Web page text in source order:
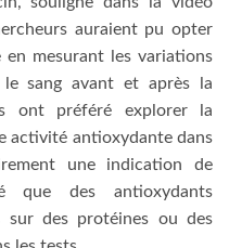
auraient pu opter
mesurant les variations
le sang avant et après la
ont préféré explorer la
activité antioxydante dans
une indication de
que des antioxydants
sur des protéines ou des